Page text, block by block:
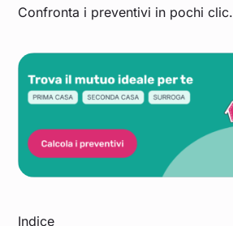
Confronta i preventivi in pochi clic.
Indice